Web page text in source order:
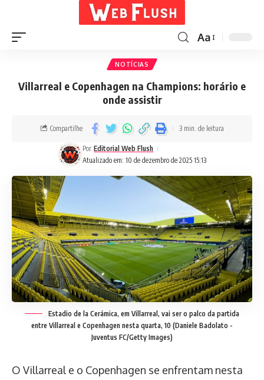
Aa
NOTÍCIAS
Villarreal e Copenhagen na Champions: horário e
onde assistir
Atualizado em: 10 de dezembro de 2025 15:13
Por Editorial Web Flush
Compartilhe 3 min. de leitura
Estadio de la Cerámica, em Villarreal, vai ser o palco da partida
entre Villarreal e Copenhagen nesta quarta, 10 (Daniele Badolato -
Juventus FC/Getty Images)
O Villarreal e o Copenhagen se enfrentam nesta